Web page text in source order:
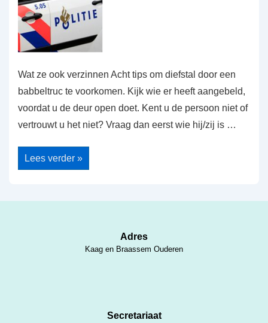
Wat ze ook verzinnen Acht tips om diefstal door een
babbeltruc te voorkomen. Kijk wie er heeft aangebeld,
voordat u de deur open doet. Kent u de persoon niet of
vertrouwt u het niet? Vraag dan eerst wie hij/zij is …
Laat
niemand
binnen
Lees verder »
Adres
Kaag en Braassem Ouderen
Secretariaat